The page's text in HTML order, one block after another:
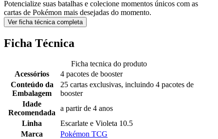
Potencialize suas batalhas e colecione momentos únicos com as
cartas de Pokémon mais desejadas do momento.
Ver ficha técnica completa
Ficha Técnica
Ficha tecnica do produto
Acessórios
4 pacotes de booster
Conteúdo da
Embalagem
25 cartas exclusivas, incluindo 4 pacotes de
booster
Idade
Recomendada
a partir de 4 anos
Linha
Escarlate e Violeta 10.5
Marca
Pokémon TCG